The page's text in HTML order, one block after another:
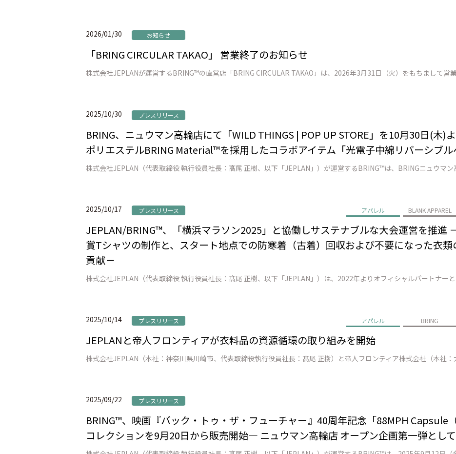
2026/01/30 お知らせ
「BRING CIRCULAR TAKAO」 営業終了のお知らせ
2025/10/30 プレスリリース
BRING、ニュウマン高輪店にて「WILD THINGS | POP UP STORE」を10月30日(木)
ポリエステルBRING Material™を採用したコラボアイテム「光電子中綿リバーシブ
2025/10/17 プレスリリース アパレル BLANK APPAREL
JEPLAN/BRING™、「横浜マラソン2025」と協働しサステナブルな大会運営を推進
賞Tシャツの制作と、スタート地点での防寒着（古着）回収および不要になった衣
貢献－
2025/10/14 プレスリリース アパレル BRING
JEPLANと帝人フロンティアが衣料品の資源循環の取り組みを開始
2025/09/22 プレスリリース
BRING™、映画『バック・トゥ・ザ・フューチャー』40周年記念「88MPH Capsule
コレクションを9月20日から販売開始― ニュウマン高輪店 オープン企画第一弾とし